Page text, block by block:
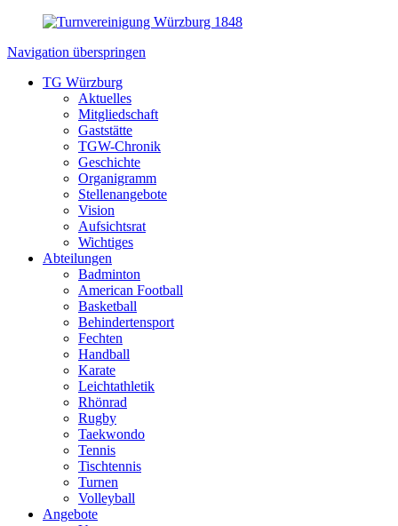
Navigation überspringen
TG Würzburg
Aktuelles
Mitgliedschaft
Gaststätte
TGW-Chronik
Geschichte
Organigramm
Stellenangebote
Vision
Aufsichtsrat
Wichtiges
Abteilungen
Badminton
American Football
Basketball
Behindertensport
Fechten
Handball
Karate
Leichtathletik
Rhönrad
Rugby
Taekwondo
Tennis
Tischtennis
Turnen
Volleyball
Angebote